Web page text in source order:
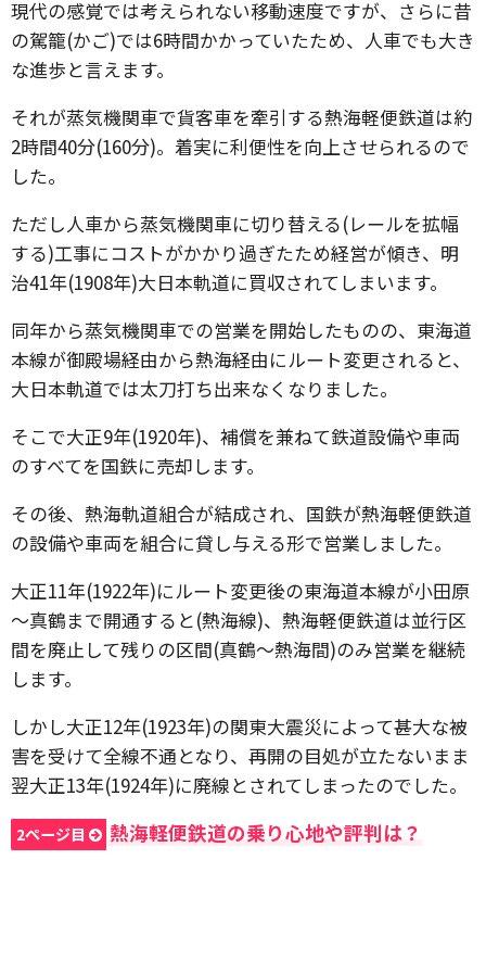
現代の感覚では考えられない移動速度ですが、さらに昔
の駕籠(かご)では6時間かかっていたため、人車でも大き
な進歩と言えます。
それが蒸気機関車で貨客車を牽引する熱海軽便鉄道は約
2時間40分(160分)。着実に利便性を向上させられるので
した。
ただし人車から蒸気機関車に切り替える(レールを拡幅
する)工事にコストがかかり過ぎたため経営が傾き、明
治41年(1908年)大日本軌道に買収されてしまいます。
同年から蒸気機関車での営業を開始したものの、東海道
本線が御殿場経由から熱海経由にルート変更されると、
大日本軌道では太刀打ち出来なくなりました。
そこで大正9年(1920年)、補償を兼ねて鉄道設備や車両
のすべてを国鉄に売却します。
その後、熱海軌道組合が結成され、国鉄が熱海軽便鉄道
の設備や車両を組合に貸し与える形で営業しました。
大正11年(1922年)にルート変更後の東海道本線が小田原
～真鶴まで開通すると(熱海線)、熱海軽便鉄道は並行区
間を廃止して残りの区間(真鶴～熱海間)のみ営業を継続
します。
しかし大正12年(1923年)の関東大震災によって甚大な被
害を受けて全線不通となり、再開の目処が立たないまま
翌大正13年(1924年)に廃線とされてしまったのでした。
2ページ目 熱海軽便鉄道の乗り心地や評判は？